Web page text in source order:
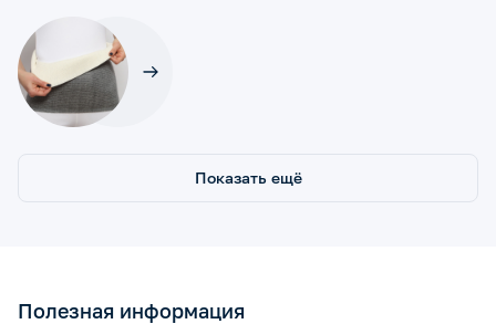
Показать ещё
Полезная информация